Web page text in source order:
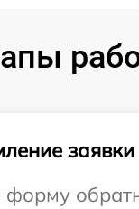
заявки
форму